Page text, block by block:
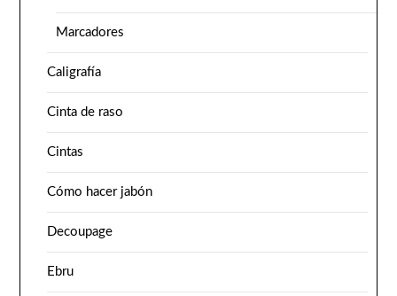
Marcadores
Caligrafía
Cinta de raso
Cintas
Cómo hacer jabón
Decoupage
Ebru